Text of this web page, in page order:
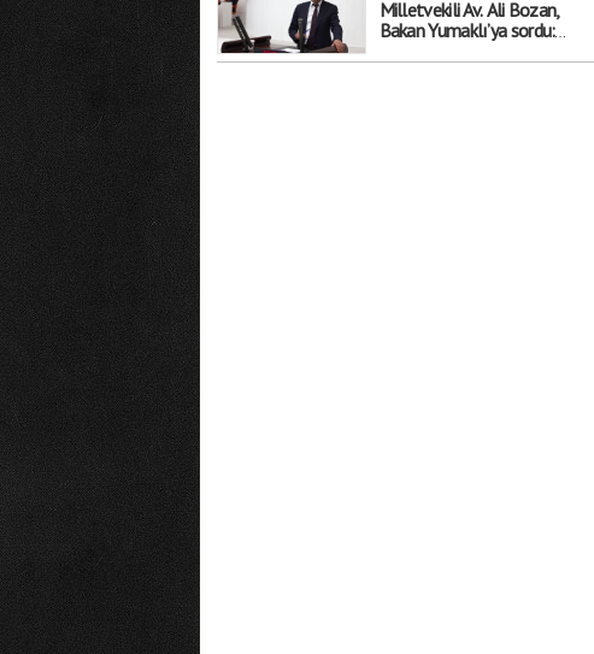
Milletvekili Av. Ali Bozan,
Bakan Yumaklı’ya sordu: